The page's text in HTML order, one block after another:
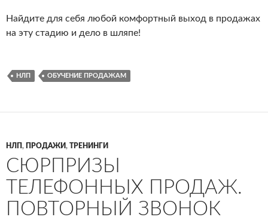
Найдите для себя любой комфортный выход в продажах
на эту стадию и дело в шляпе!
НЛП ОБУЧЕНИЕ ПРОДАЖАМ
НЛП , ПРОДАЖИ, ТРЕНИНГИ
СЮРПРИЗЫ
ТЕЛЕФОННЫХ ПРОДАЖ.
ПОВТОРНЫЙ ЗВОНОК